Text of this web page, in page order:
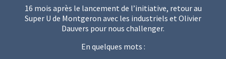
16 mois après le lancement de l’initiative, retour au
Super U de Montgeron avec les industriels et Olivier
Dauvers pour nous challenger.
En quelques mots :